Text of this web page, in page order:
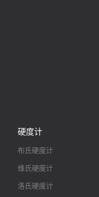
硬度计
布氏硬度计
维氏硬度计
洛氏硬度计